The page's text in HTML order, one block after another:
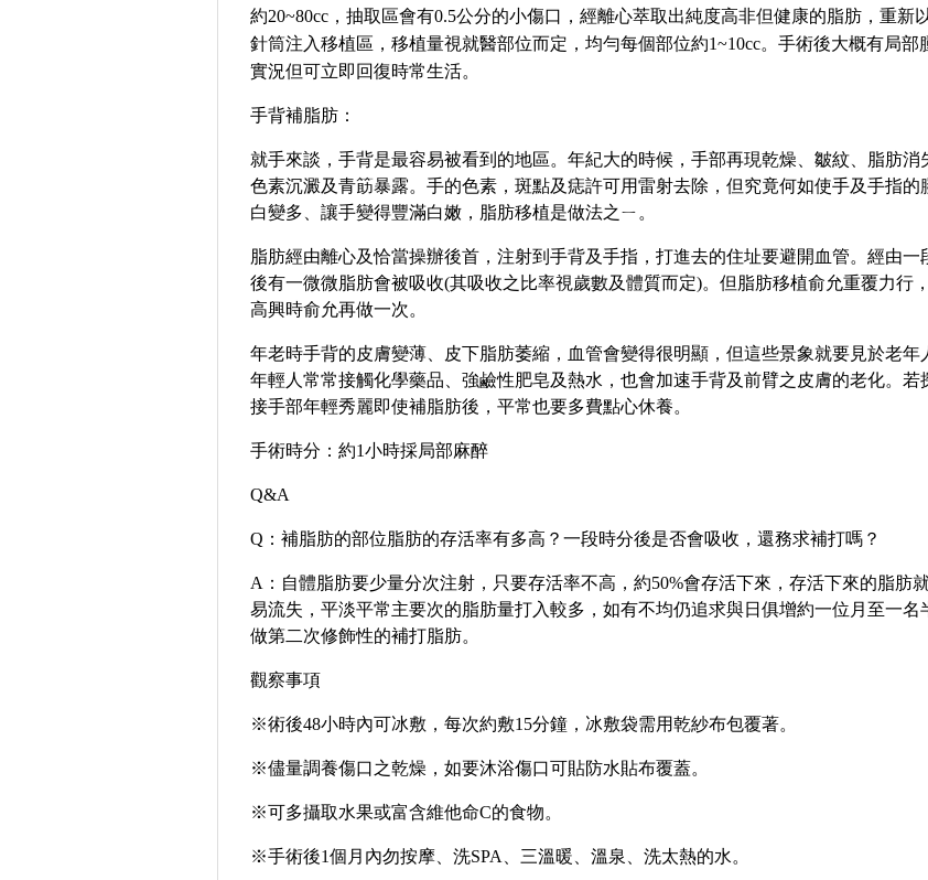
約20~80cc ，抽取區會有0.5公分的小傷口，經離心萃取出純度高非但健康的脂肪，重新
針筒注入移植區，移植量視就醫部位而定，均勻每個部位約1~10cc。手術後大概有局部
實況但可立即回復時常生活。
手背補脂肪 ：
就手來談，手背是最容易被看到的地區。年紀大的時候，手部再現乾燥、皺紋、脂肪消
色素沉澱及青筯暴露。手的色素，斑點及痣許可用雷射去除，但究竟何如使手及手指的
白變多、讓手變得豐滿白嫩，脂肪移植是做法之ㄧ。
脂肪經由離心及恰當操辦後首，注射到手背及手指，打進去的住址要避開血管。經由一
後有一微微脂肪會被吸收(其吸收之比率視歲數及體質而定)。但脂肪移植俞允重覆力行
高興時俞允再做一次。
年老時手背的皮膚變薄、皮下脂肪萎縮，血管會變得很明顯，但這些景象就要見於老年
年輕人常常接觸化學藥品、強鹼性肥皂及熱水，也會加速手背及前臂之皮膚的老化。若
接手部年輕秀麗即使補脂肪後，平常也要多費點心休養。
手術時分 ： 約1小時採局部麻醉
Q&A
Q ： 補脂肪的部位脂肪的存活率有多高？ 一段時分後是否會吸收，還務求補打嗎 ？
A ： 自體脂肪要少量分次注射，只要存活率不高，約50%會存活下來，存活下來的脂肪
易流失，平淡平常主要次的脂肪量打入較多，如有不均仍追求與日俱增約一位月至一名
做第二次修飾性的補打脂肪。
觀察事項
※術後48小時內可冰敷，每次約敷15分鐘，冰敷袋需用乾紗布包覆著。
※儘量調養傷口之乾燥，如要沐浴傷口可貼防水貼布覆蓋。
※可多攝取水果或富含維他命C的食物。
※手術後1個月內勿按摩、洗SPA 、三溫暖、溫泉、洗太熱的水。